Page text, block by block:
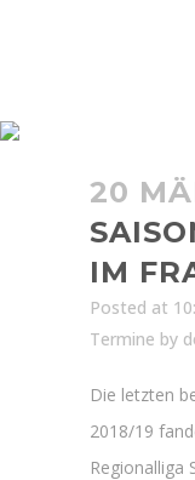
20
IM
Posted at
Termine by
Die letzten
2018/19
Regionalliga